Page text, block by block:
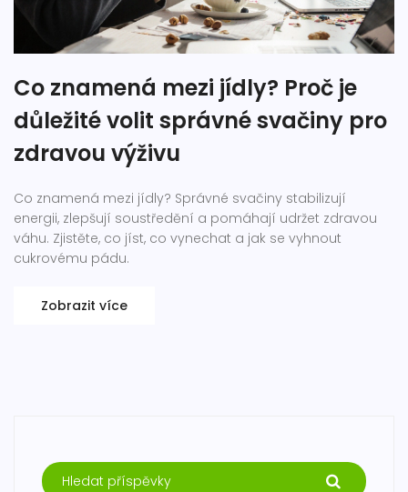
Co znamená mezi jídly? Proč je
důležité volit správné svačiny pro
zdravou výživu
Co znamená mezi jídly? Správné svačiny stabilizují
energii, zlepšují soustředění a pomáhají udržet zdravou
váhu. Zjistěte, co jíst, co vynechat a jak se vyhnout
cukrovému pádu.
Zobrazit více